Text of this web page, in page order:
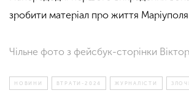
зробити матеріал про життя Маріуполя
Чільне фото з фейсбук-сторінки
НОВИНИ ВТРАТИ-2024 ЖУРНАЛІСТИ